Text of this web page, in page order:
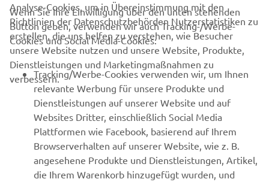
UNTERNEHMEN
B2B
MEHR YAMAHA
SUPPORT
NEWSLETTER
Analyse-Cookies, um in Übereinstimmung mit den
Richtlinien der Datenschutzbehörden Nutzerstatistiken zu
erstellen, die uns helfen zu verstehen, wie Besucher
unsere Website nutzen und unsere Website, Produkte,
Dienstleistungen und Marketingmaßnahmen zu
verbessern.
Wenn Sie Ihre Einwilligung über den unten stehenden
Button geben, verwenden wir auch Tracking-/Werbe-
Cookies und Social Media-Cookies:
Tracking/Werbe-Cookies verwenden wir, um Ihnen
relevante Werbung für unsere Produkte und
Dienstleistungen auf unserer Website und auf
Websites Dritter, einschließlich Social Media
Plattformen wie Facebook, basierend auf Ihrem
Browserverhalten auf unserer Website, wie z. B.
angesehene Produkte und Dienstleistungen, Artikel,
die Ihrem Warenkorb hinzugefügt wurden, und